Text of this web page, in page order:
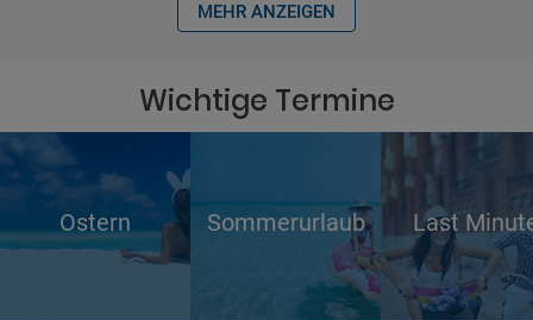
MEHR ANZEIGEN
Wichtige Termine
Ostern Sommerurlaub Last